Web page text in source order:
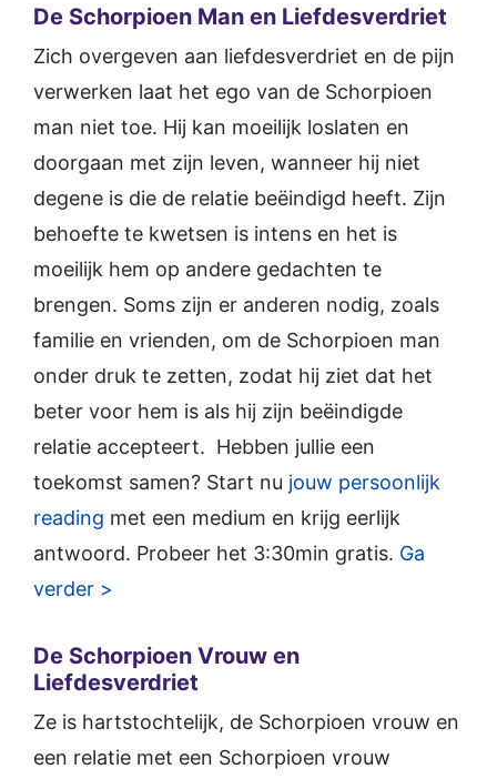
De Schorpioen Man en Liefdesverdriet
Zich overgeven aan liefdesverdriet en de pijn
verwerken laat het ego van de Schorpioen
man niet toe. Hij kan moeilijk loslaten en
doorgaan met zijn leven, wanneer hij niet
degene is die de relatie beëindigd heeft. Zijn
behoefte te kwetsen is intens en het is
moeilijk hem op andere gedachten te
brengen. Soms zijn er anderen nodig, zoals
familie en vrienden, om de Schorpioen man
onder druk te zetten, zodat hij ziet dat het
beter voor hem is als hij zijn beëindigde
relatie accepteert. Hebben jullie een
toekomst samen? Start nu jouw persoonlijk
reading met een medium en krijg eerlijk
antwoord. Probeer het 3:30min gratis. Ga
verder >
De Schorpioen Vrouw en
Liefdesverdriet
Ze is hartstochtelijk, de Schorpioen vrouw en
een relatie met een Schorpioen vrouw